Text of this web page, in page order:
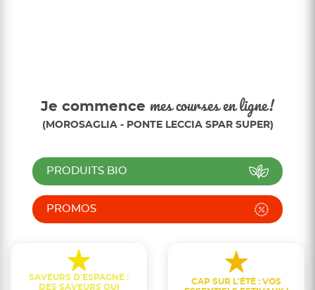
Je commence mes courses en ligne!
(MOROSAGLIA - PONTE LECCIA SPAR SUPER)
PRODUITS BIO
PROMOS
SAVEURS D'ESPAGNE :
DES SAVEURS QUI
CAP SUR L'ÉTÉ : VOS